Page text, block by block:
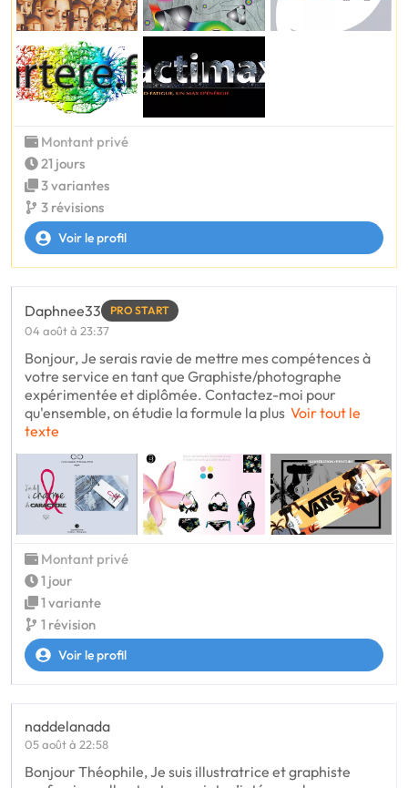
Montant privé
21 jours
3 variantes
3 révisions
Voir le profil
Daphnee33 PRO START
04 août à 23:37
Bonjour, Je serais ravie de mettre mes compétences à
votre service en tant que Graphiste/photographe
expérimentée et diplômée. Contactez-moi pour
qu'ensemble, on étudie la formule la plus Voir tout le
texte
Montant privé
1 jour
1 variante
1 révision
Voir le profil
naddelanada
05 août à 22:58
Bonjour Théophile, Je suis illustratrice et graphiste